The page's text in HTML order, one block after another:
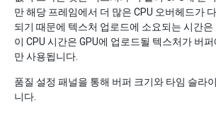
만 해당 프레임에서 더 많은 CPU 오버헤드가
되기 때문에 텍스처 업로드에 소요되는 시간은
이 CPU 시간은 GPU에 업로드될 텍스처가 버
만 사용됩니다.
품질 설정 패널을 통해 버퍼 크기와 타임 슬라
니다.